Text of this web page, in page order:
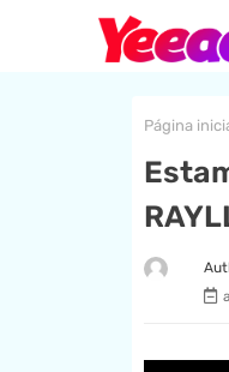
Página